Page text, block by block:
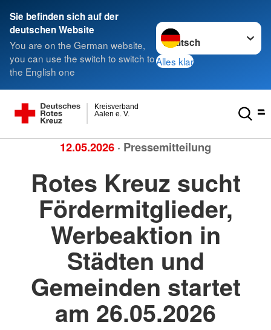
Sie befinden sich auf der
deutschen Website
You are on the German website,
you can use the switch to switch to
the English one
Sprache wechseln zu
Alles klar
Aalen e. V.
Kreisverband
12.05.2026 · Pressemitteilung
Rotes Kreuz sucht
Fördermitglieder,
Werbeaktion in
Städten und
Gemeinden startet
am 26.05.2026